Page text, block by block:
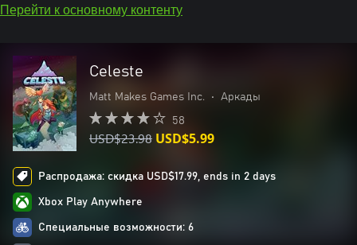
Перейти к основному контенту
Celeste
Matt Makes Games Inc. • Аркады
58
USD$23.98 USD$5.99
Распродажа: скидка USD$17.99, ends in 2 days
Xbox Play Anywhere
Специальные возможности: 6